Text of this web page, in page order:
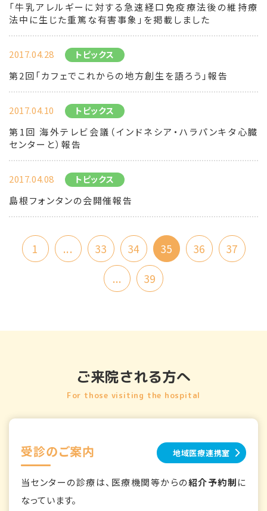
「牛乳アレルギーに対する急速経口免疫療法後の維持療
法中に生じた重篤な有害事象」を掲載しました
2017.04.28 トピックス
第2回「カフェでこれからの地方創生を語ろう」報告
2017.04.10 トピックス
第1回 海外テレビ会議（インドネシア・ハラパンキタ心臓
センターと）報告
2017.04.08 トピックス
島根フォンタンの会開催報告
1 ... 33 34 35 36
37
...
39
ご来院される方へ
For those visiting the hospital
受診のご案内 地域医療連携室
当センターの診療は、医療機関等からの紹介予約制に
なっています。